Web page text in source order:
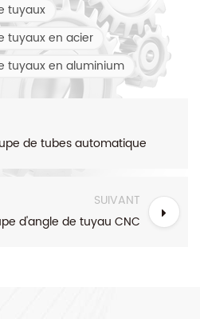
tuyaux
tuyaux en acier
tuyaux en aluminium
de tubes automatique
SUIVANT
d'angle de tuyau CNC